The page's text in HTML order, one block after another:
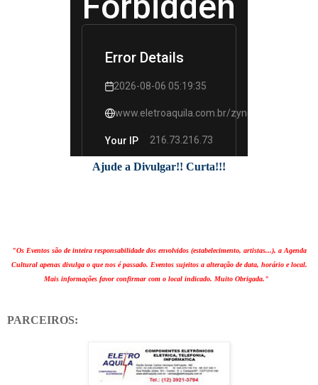
Ajude a Divulgar!! Curta!!!
"Os Eventos são de inteira responsabilidade dos envolvidos (estabelecimento, artistas...), a Agenda
Cultural apenas divulga o que nos é passado. Eventos sujeitos a alteração de data, horário e local.
Mais informações favor confirmar com o local indicado. Muito Obrigada."
PARCEIROS: